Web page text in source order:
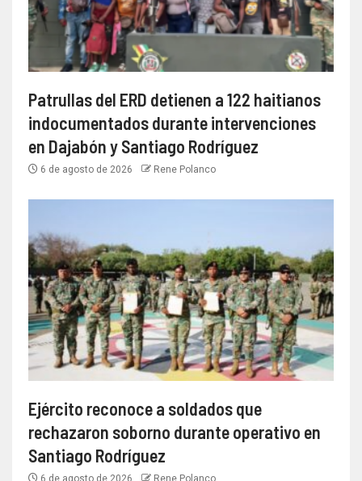
Patrullas del ERD detienen a 122 haitianos
indocumentados durante intervenciones
en Dajabón y Santiago Rodríguez
6 de agosto de 2026 Rene Polanco
Ejército reconoce a soldados que
rechazaron soborno durante operativo en
Santiago Rodríguez
6 de agosto de 2026 Rene Polanco